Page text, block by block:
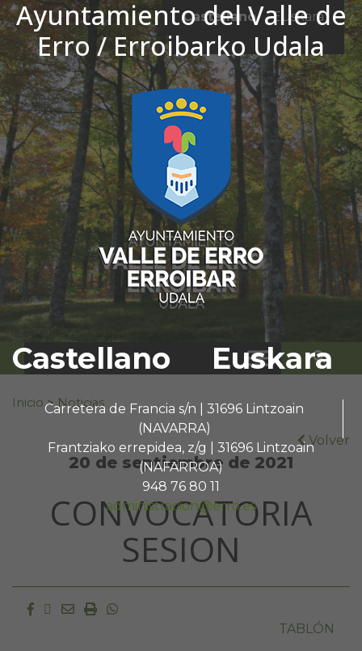
Ayuntamiento del Valle de
Erro / Erroibarko Udala
Castellano Euskara
Carretera de Francia s/n | 31696 Lintzoain
(NAVARRA)
Frantziako errepidea, z/g | 31696 Lintzoain
(NAFARROA)
948 76 80 11
administracion@erro.es
Ir al contenido
Castellano
Euskara
El tiempo - Tutiempo.net
Buscar:
Inicio > Noticias
Volver
20 de septiembre de 2021
CONVOCATORIA
SESION
Facebook
Twitter
EmailImprimir
Whatsapp
TABLÓN